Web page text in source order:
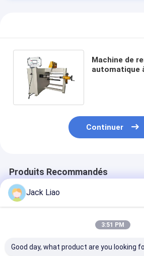
Machine de
automatique
Continuer
Produits Recommandés
Jack Liao
3:51 PM
Good day, what product are you looking